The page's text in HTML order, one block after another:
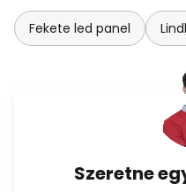
Fekete led panel
Szeretne